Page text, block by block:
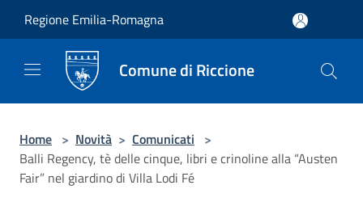
Regione Emilia-Romagna
Comune di Riccione
Home > Novità > Comunicati >
Balli Regency, tè delle cinque, libri e crinoline alla “Austen
Fair” nel giardino di Villa Lodi Fé